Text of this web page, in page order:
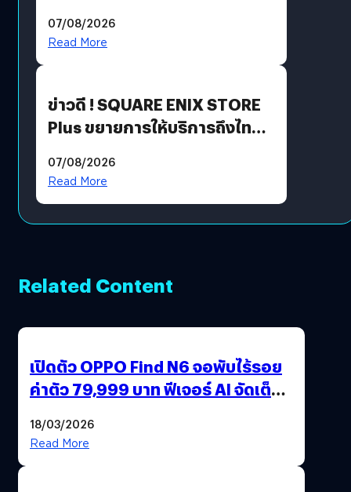
07/08/2026
Read More
ข่าวดี ! SQUARE ENIX STORE
Plus ขยายการให้บริการถึงไทย
โดยตรง
07/08/2026
Read More
Related Content
เปิดตัว OPPO Find N6 จอพับไร้รอย
ค่าตัว 79,999 บาท ฟีเจอร์ AI จัดเต็ม
18/03/2026
Read More